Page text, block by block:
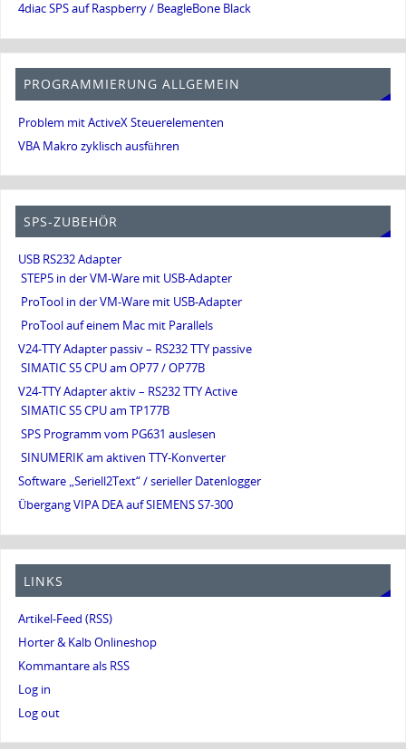
4diac SPS auf Raspberry / BeagleBone Black
PROGRAMMIERUNG ALLGEMEIN
Problem mit ActiveX Steuerelementen
VBA Makro zyklisch ausführen
SPS-ZUBEHÖR
USB RS232 Adapter
STEP5 in der VM-Ware mit USB-Adapter
ProTool in der VM-Ware mit USB-Adapter
ProTool auf einem Mac mit Parallels
V24-TTY Adapter passiv – RS232 TTY passive
SIMATIC S5 CPU am OP77 / OP77B
V24-TTY Adapter aktiv – RS232 TTY Active
SIMATIC S5 CPU am TP177B
SPS Programm vom PG631 auslesen
SINUMERIK am aktiven TTY-Konverter
Software „Seriell2Text“ / serieller Datenlogger
Übergang VIPA DEA auf SIEMENS S7-300
LINKS
Artikel-Feed (RSS)
Horter & Kalb Onlineshop
Kommantare als RSS
Log in
Log out